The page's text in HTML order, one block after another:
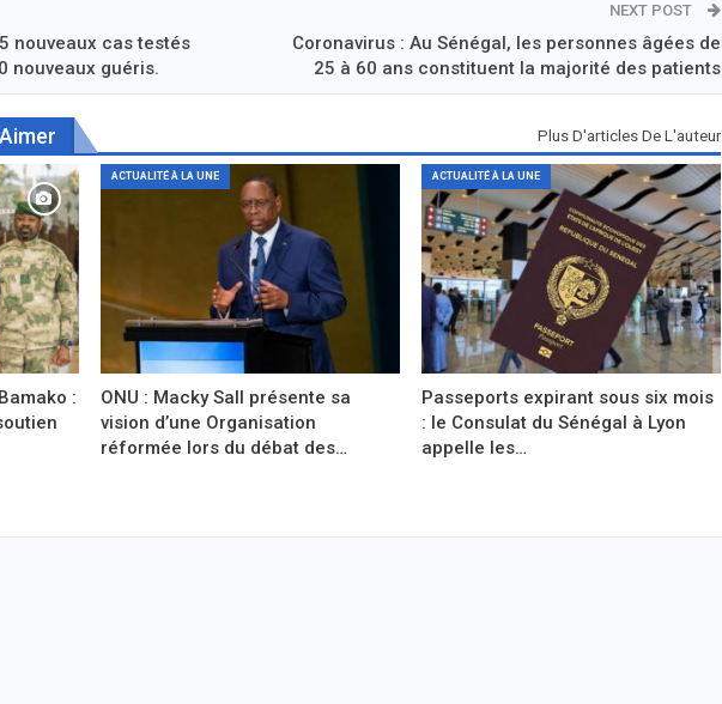
nouveaux cas testés
nouveaux guéris.
NEXT POST
Coronavirus : Au Sénégal, les personnes âgées de
25 à 60 ans constituent la majorité des patients
Plus D'articles De L'auteur
:
ACTUALITÉ À LA UNE
ONU : Macky Sall présente sa
vision d’une Organisation
réformée lors du débat des…
ACTUALITÉ À LA UNE
Passeports expirant sous six mois
: le Consulat du Sénégal à Lyon
appelle les…